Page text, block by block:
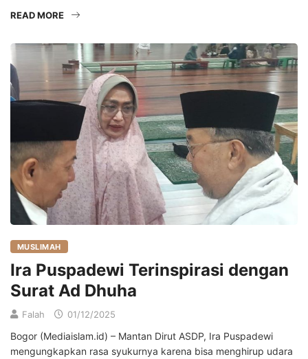
READ MORE
MUSLIMAH
Ira Puspadewi Terinspirasi dengan
Surat Ad Dhuha
Falah 01/12/2025
Bogor (Mediaislam.id) – Mantan Dirut ASDP, Ira Puspadewi
mengungkapkan rasa syukurnya karena bisa menghirup udara